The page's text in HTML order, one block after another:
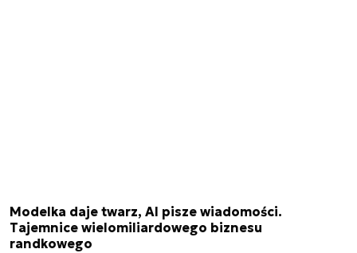
Modelka daje twarz, AI pisze wiadomości.
Tajemnice wielomiliardowego biznesu
randkowego